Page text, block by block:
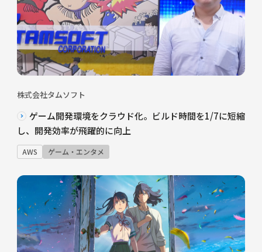
株式会社タムソフト
ゲーム開発環境をクラウド化。ビルド時間を1/7に短縮
し、開発効率が飛躍的に向上
AWS ゲーム・エンタメ